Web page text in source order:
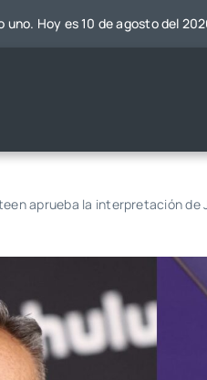
uno. Hoy es 10 de agosto del
aprueba la interpretación de